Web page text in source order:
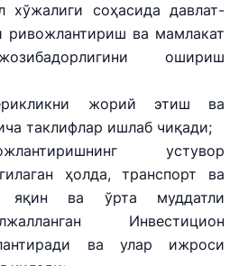
АЖ
"Uzbekistan
Airports" АЖ
Ишонч
телефон
рақами
хўжалиги соҳасида давлат-
ривожлантириш ва мамлакат
ошириш
жорий этиш ва
таклифлар ишлаб чиқади;
устувор
ҳолда, транспорт ва
яқин ва ўрта муддатли
Инвестицион
ва улар ижроси